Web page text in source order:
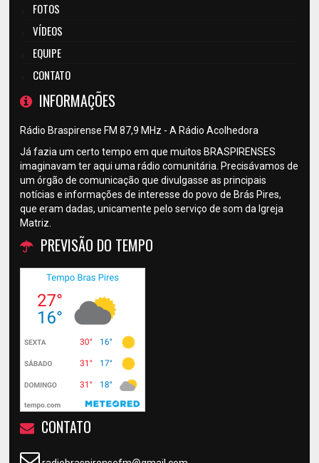
FOTOS
VÍDEOS
EQUIPE
CONTATO
INFORMAÇÕES
Rádio Braspirense FM 87,9 MHz - A Rádio Acolhedora
Já fazia um certo tempo em que muitos BRASPIRENSES
imaginavam ter aqui uma rádio comunitária. Precisávamos de
um órgão de comunicação que divulgasse as principais
notícias e informações de interesse do povo de Brás Pires,
que eram dadas, unicamente pelo serviço de som da Igreja
Matriz.
PREVISÃO DO TEMPO
CONTATO